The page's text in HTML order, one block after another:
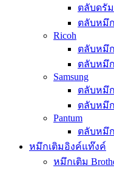
ตลับดรั
ตลับหมึก
Ricoh
ตลับหมึก
ตลับหมึก
Samsung
ตลับหมึก
ตลับหมึก
Pantum
ตลับหมึก
หมึกเติมอิงค์แท๊งค์
หมึกเติม